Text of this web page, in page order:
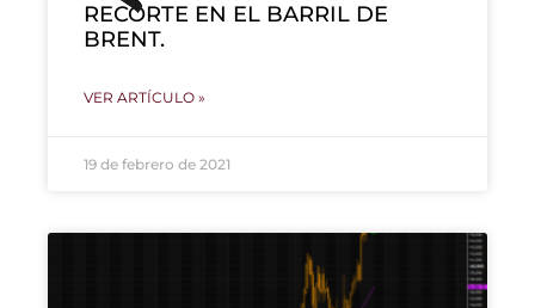
RECORTE EN EL BARRIL DE
BRENT.
VER ARTÍCULO »
19 de febrero de 2021